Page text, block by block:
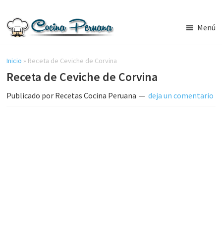
contenido
lateral
principal
Cocina
Peruana,
Recetas
de
Comida
Menú
Inicio » Receta de Ceviche de Corvina
Receta de Ceviche de Corvina
Publicado por Recetas Cocina Peruana deja un comentario